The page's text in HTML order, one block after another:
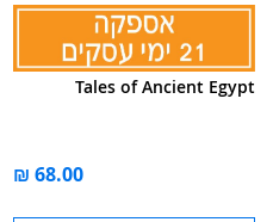
Tales of Ancient Egypt